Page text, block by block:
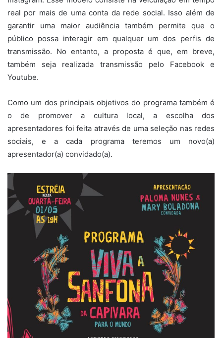
real por mais de uma conta da rede social. Isso além de
garantir uma maior audiência também permite que o
público possa interagir em qualquer um dos perfis de
transmissão. No entanto, a proposta é que, em breve,
também seja realizada transmissão pelo Facebook e
Youtube.
Como um dos principais objetivos do programa também é
o de promover a cultura local, a escolha dos
apresentadores foi feita através de uma seleção nas redes
sociais, e a cada programa teremos um novo(a)
apresentador(a) convidado(a).